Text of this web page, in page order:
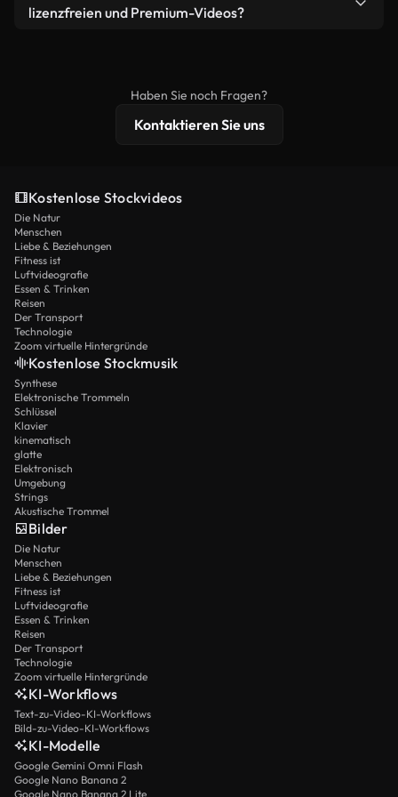
bearbeiten oder neu zusammenstellen. Achten Sie
lizenzfreien und Premium-Videos?
erweiterten Lizenzschutz bieten.
Haben Sie noch Fragen?
Kontaktieren Sie uns
Kostenlose Stockvideos
Die Natur
Menschen
Liebe & Beziehungen
Fitness ist
Luftvideografie
Essen & Trinken
Reisen
Der Transport
Technologie
Zoom virtuelle Hintergründe
Kostenlose Stockmusik
Synthese
Elektronische Trommeln
Schlüssel
Klavier
kinematisch
glatte
Elektronisch
Umgebung
Strings
Akustische Trommel
Bilder
Die Natur
Menschen
Liebe & Beziehungen
Fitness ist
Luftvideografie
Essen & Trinken
Reisen
Der Transport
Technologie
Zoom virtuelle Hintergründe
KI-Workflows
Text-zu-Video-KI-Workflows
Bild-zu-Video-KI-Workflows
KI-Modelle
Google Gemini Omni Flash
Google Nano Banana 2
Google Nano Banana 2 Lite